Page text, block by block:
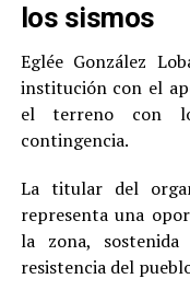
los sismos
Eglée González
institución con el
el terreno con
contingencia.
La titular del
representa una
la zona,
resistencia del